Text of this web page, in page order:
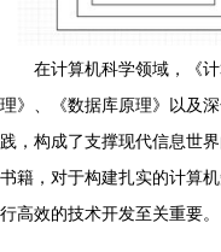
在计算机科学领域，《
理》、《数据库原理》以及
践，构成了支撑现代信息世
书籍，对于构建扎实的计算
行高效的技术开发至关重要。